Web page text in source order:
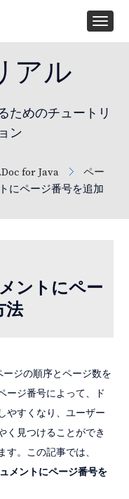
アル
ためのチュートリ
ン
for Java
ペー
にページ番号を追加
ントにペー
法
ジの順序とページ数を
ージ番号によって、ド
やすくなり、ユーザー
く見つけることができ
。この記事では、
メントにページ番号を